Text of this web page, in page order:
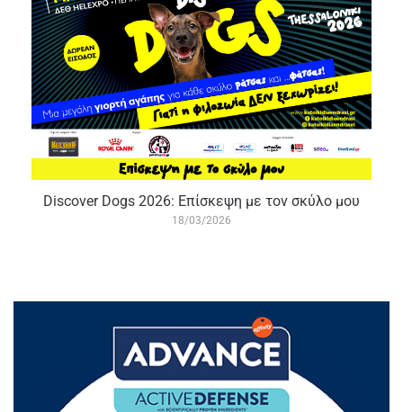
Discover Dogs 2026: Επίσκεψη με τον σκύλο μου
18/03/2026